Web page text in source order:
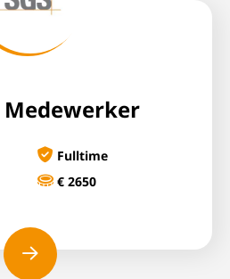
Fulltime
€ 2650